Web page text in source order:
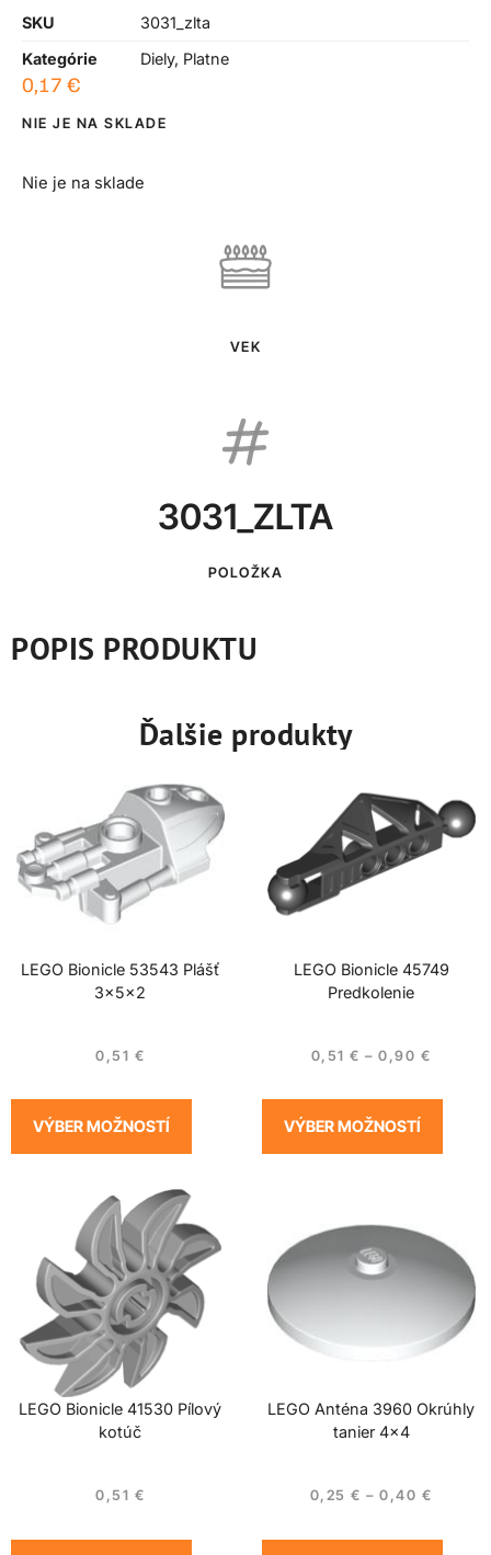
SKU
3031_zlta
Kategórie
Diely, Platne
0,17 €
NIE JE NA SKLADE
Nie je na sklade
VEK
3031_ZLTA
POLOŽKA
POPIS PRODUKTU
Ďalšie produkty
LEGO Bionicle 53543 Plášť
3x5x2
0,51 €
VÝBER MOŽNOSTÍ
LEGO Bionicle 45749
Predkolenie
0,51€ – 0,90 €
VÝBER MOŽNOSTÍ
LEGO Bionicle 41530 Pílový
kotúč
0,51 €
LEGO Anténa 3960 Okrúhly
tanier 4×4
0,25€ – 0,40 €